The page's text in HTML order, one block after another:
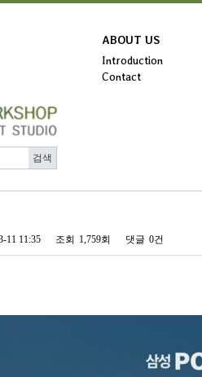
ABOUT US
Introduction
Contact
11 11:35 조회 1,759회 댓글 0건